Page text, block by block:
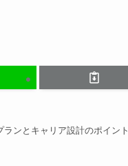
ンとキャリア設計のポイント